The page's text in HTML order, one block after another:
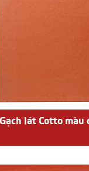
Gạch lát Cotto màu